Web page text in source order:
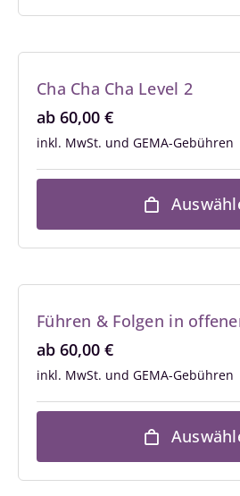
Cha Cha Cha Level 2
ab 60,00 €
inkl. MwSt.
Führen & Folgen in
ab 60,00 €
inkl. MwSt.